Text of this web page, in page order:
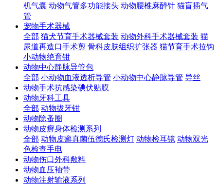
机气囊 动物气管多功能接头 动物腰椎麻醉针 猫盲插气
管
宠物手术器械
全部 猫犬节育手术器械套装 动物外科手术器械套装 猫
尿道再造口手术剪 骨科皮肤组织扩张器 猫节育手术拉钩
小动物绝育钳
动物中心静脉导管包
全部 小动物血液透析导管 小动物中心静脉导管 导丝
动物手术抗感染碘伏贴膜
动物牙科工具
全部 动物拔牙钳
动物除蚤圈
动物皮癣身体检测系列
全部 动物皮癣真菌伍德氏检测灯 动物检耳镜 动物双光
色检查手电
动物伤口外科敷料
动物血压袖带
动物注射输液系列